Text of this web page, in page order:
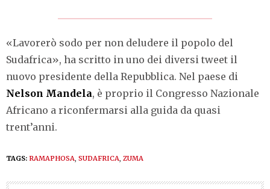
«Lavorerò sodo per non deludere il popolo del
Sudafrica», ha scritto in uno dei diversi tweet il
nuovo presidente della Repubblica. Nel paese di
Nelson Mandela, è proprio il Congresso Nazionale
Africano a riconfermarsi alla guida da quasi
trent’anni.
TAGS: RAMAPHOSA, SUDAFRICA, ZUMA